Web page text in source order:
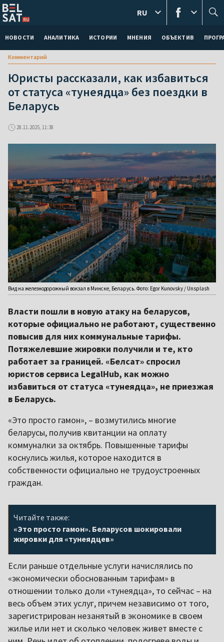
НОВОСТИ АНАЛИТИКА ИСТОРИИ МНЕНИЯ ОБЪЕКТИВ
RU
Комментарий
Юристы рассказали, как избавиться
от статуса «тунеядца» без поездки в
Беларусь
28.11.2025, 11:38
Вид на железнодорожный вокзал в Минске, Беларусь. Фото: Egor Kunovsky / Unsplash
Власти пошли в новую атаку на беларусов,
которые официально не работают, существенно
повысив для них коммунальные тарифы.
Потяжелевшие жировки получили и те, кто
работает за границей. «Белсат» спросил
юристов сервиса LegalHub, как можно
избавиться от статуса «тунеядца», не приезжая
в Беларусь.
«Это просто гамон», – возмутились многие
беларусы, получив квитанции на оплату
коммуналки за октябрь. Повышенные тарифы
коснулись жилья, которое находится в
собственности официально не трудоустроенных
граждан.
Читайте также:
«Это просто гамон». Беларусов шокировали
жировки для «тунеядцев»
Если раньше отдельные услуги начислялись по
«экономически обоснованным тарифам» в
отношении только доли «тунеядца», то сейчас – на
весь объем этих услуг, причем независимо от того,
зарегистрирован незанятый в экономике в своем
жилье или нет и сколько человек живет вместе с